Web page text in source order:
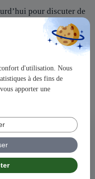
d'utilisation. Nous
à des fins de
apporter une
pour discuter de
!
de devenir un
et en pleine
et votre succès avec
F/H,